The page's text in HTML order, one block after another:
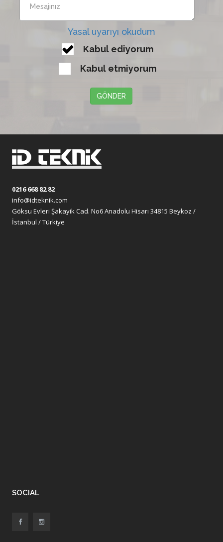
Yasal uyarıyı okudum
Kabul ediyorum
Kabul etmiyorum
GÖNDER
0216 668 82 82
info@idteknik.com
Göksu Evleri Şakayik Cad. No6 Anadolu Hisarı 34815 Beykoz /
İstanbul / Türkiye
SOCIAL